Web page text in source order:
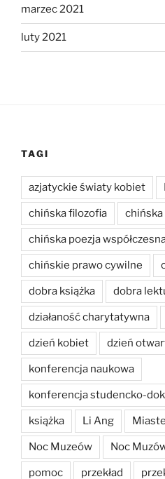
marzec 2021
luty 2021
TAGI
azjatyckie światy kobiet
chińska filozofia chińska
chińska poezja
chińskie prawo cywilne
dobra książka dobra
działaność charytatywna
dzień kobiet dzień
konferencja naukowa
konferencja studencko-
książka Li Ang
Noc Muzeów Noc
pomoc przekład